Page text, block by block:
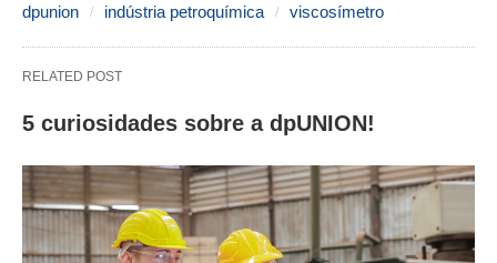
dpunion indústria petroquímica viscosímetro
RELATED POST
5 curiosidades sobre a dpUNION!